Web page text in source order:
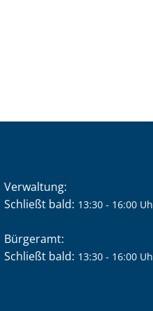
Verwaltung:
Klicken, um weitere
Schließt bald: 13:30 - 16:00
Bürgeramt:
Klicken, um weitere
Schließt bald: 13:30 - 16:00